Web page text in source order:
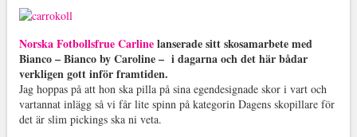
Norska Fotbollsfrue Carlinelanserade sitt skosamarbete med
Bianco – Bianco by Caroline – i dagarna och det här bådar
verkligen gott inför framtiden.
Jag hoppas på att hon ska pilla på sina egendesignade skor i vart och
vartannat inlägg så vi får lite spinn på kategorin Dagens skopillare för
det är slim pickings ska ni veta.